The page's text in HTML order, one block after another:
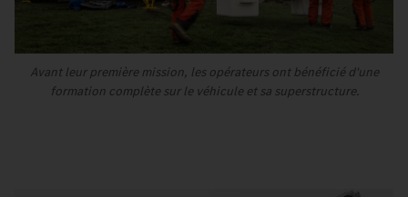
Avant leur première mission, les opérateurs ont bénéficié d'une
formation complète sur le véhicule et sa superstructure.